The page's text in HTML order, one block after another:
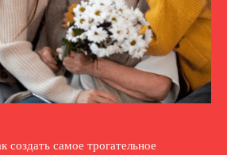
создать самое трогательное